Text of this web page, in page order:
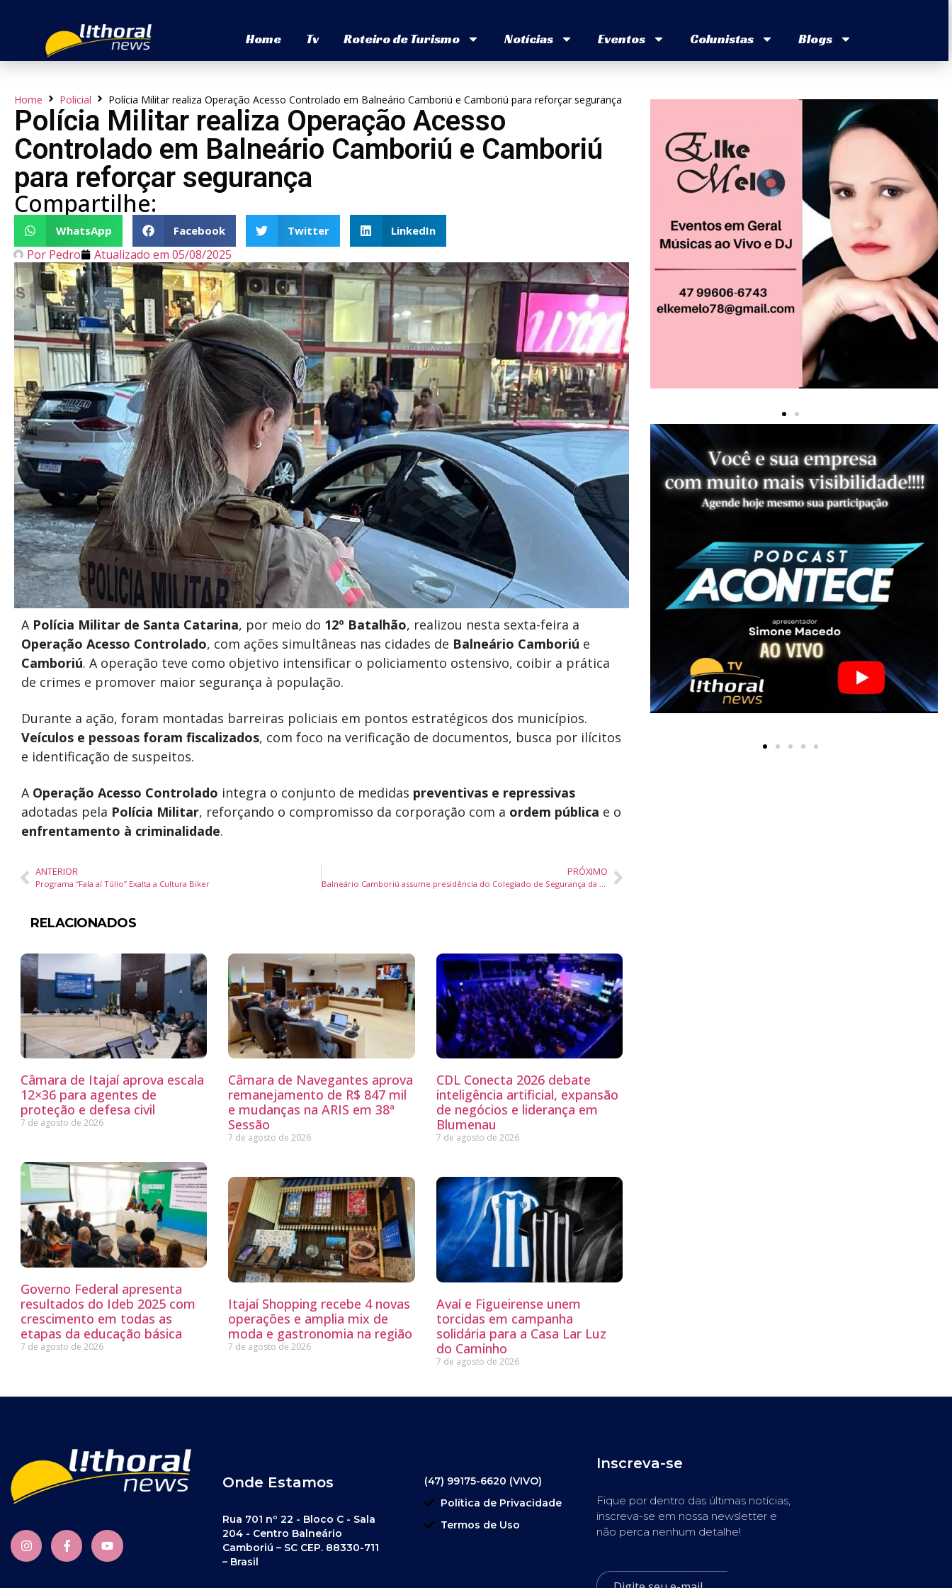
Home Tv Roteiro de Turismo Notícias Eventos Colunistas Blogs
Home Policial Polícia Militar realiza Operação Acesso Controlado em Balneário Camboriú e Camboriú para reforçar segurança
Polícia Militar realiza Operação Acesso
Controlado em Balneário Camboriú e Camboriú
para reforçar segurança
Compartilhe:
WhatsApp Facebook Twitter LinkedIn
Por Pedro Atualizado em 05/08/2025
A Polícia Militar de Santa Catarina, por meio do 12º Batalhão, realizou nesta sexta-feira a
Operação Acesso Controlado, com ações simultâneas nas cidades de Balneário Camboriú e
Camboriú. A operação teve como objetivo intensificar o policiamento ostensivo, coibir a prática
de crimes e promover maior segurança à população.
Durante a ação, foram montadas barreiras policiais em pontos estratégicos dos municípios.
Veículos e pessoas foram fiscalizados, com foco na verificação de documentos, busca por ilícitos
e identificação de suspeitos.
A Operação Acesso Controlado integra o conjunto de medidas preventivas e repressivas
adotadas pela Polícia Militar, reforçando o compromisso da corporação com a ordem pública e o
enfrentamento à criminalidade.
ANTERIOR
Programa “Fala aí Túlio” Exalta a Cultura Biker
PRÓXIMO
Balneário Camboriú assume presidência do Colegiado de Segurança da AMFRI
RELACIONADOS
Câmara de Itajaí aprova escala
12×36 para agentes de
proteção e defesa civil
7 de agosto de 2026
Câmara de Navegantes aprova
remanejamento de R$ 847 mil
e mudanças na ARIS em 38ª
Sessão
7 de agosto de 2026
CDL Conecta 2026 debate
inteligência artificial, expansão
de negócios e liderança em
Blumenau
7 de agosto de 2026
Governo Federal apresenta
resultados do Ideb 2025 com
crescimento em todas as
etapas da educação básica
7 de agosto de 2026
Itajaí Shopping recebe 4 novas
operações e amplia mix de
moda e gastronomia na região
7 de agosto de 2026
Avaí e Figueirense unem
torcidas em campanha
solidária para a Casa Lar Luz
do Caminho
7 de agosto de 2026
Onde Estamos
Rua 701 nº 22 - Bloco C - Sala
204 - Centro Balneário
Camboriú – SC CEP. 88330-711
– Brasil
(47) 99175-6620 (VIVO)
Política de Privacidade
Termos de Uso
Inscreva-se
Fique por dentro das últimas notícias,
inscreva-se em nossa newsletter e
não perca nenhum detalhe!